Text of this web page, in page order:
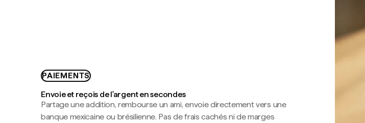
PAIEMENTS
Envoie et reçois de l'argent en secondes
Partage une addition, rembourse un ami, envoie directement vers une
banque mexicaine ou brésilienne. Pas de frais cachés ni de marges